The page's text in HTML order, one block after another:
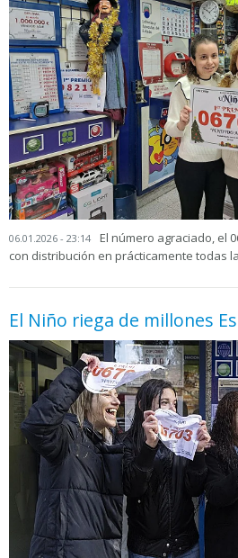
06.01.2026 - 23:14
El número agraciado, el
con distribución en prácticamente todas
El Niño riega de millones